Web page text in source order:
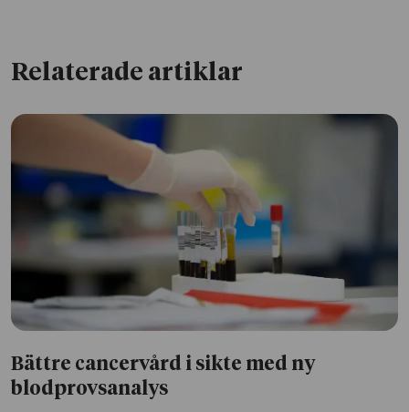
Relaterade artiklar
Bättre cancervård i sikte med ny
blodprovsanalys